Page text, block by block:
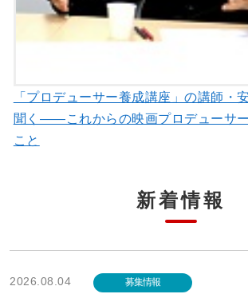
「プロデューサー養成講座」の講師・
聞く――これからの映画プロデューサ
こと
新着情報
2026.08.04 募集情報